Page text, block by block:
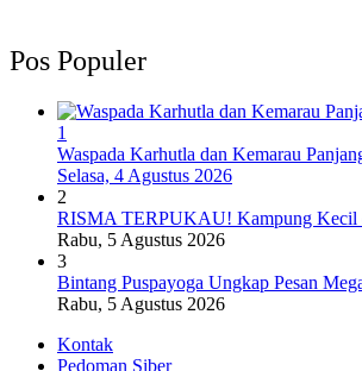
Pos Populer
1
Waspada Karhutla dan Kemarau
Selasa, 4 Agustus 2026
2
RISMA TERPUKAU! Kampung Kecil
Rabu, 5 Agustus 2026
3
Bintang Puspayoga Ungkap Pesan
Rabu, 5 Agustus 2026
Kontak
Pedoman Siber